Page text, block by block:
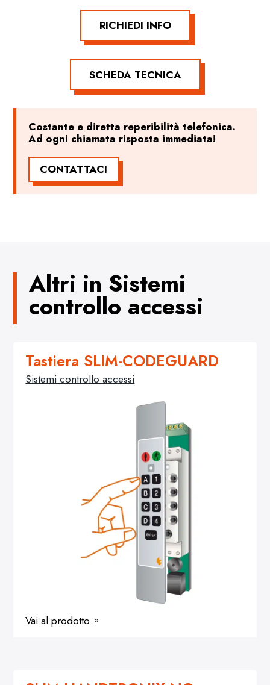
RICHIEDI INFO
SCHEDA TECNICA
Costante e diretta reperibilità telefonica.
Ad ogni chiamata risposta immediata!
CONTATTACI
Altri in Sistemi
controllo accessi
Tastiera SLIM-CODEGUARD
Sistemi controllo accessi
Vai al prodotto 9